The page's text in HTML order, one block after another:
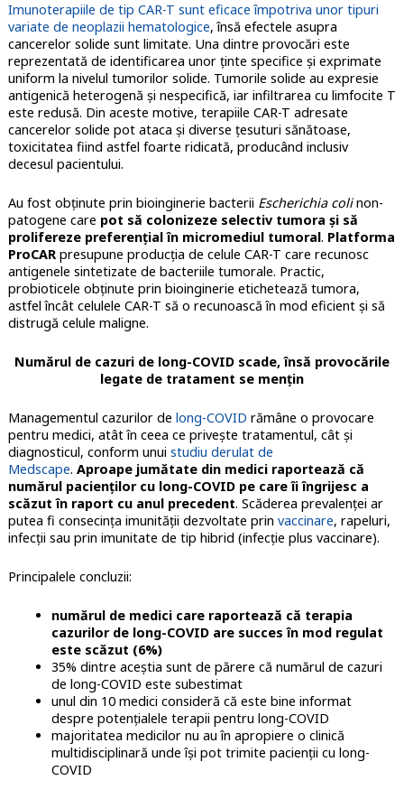
Imunoterapiile de tip CAR-T sunt eficace împotriva unor tipuri
variate de neoplazii hematologice, însă efectele asupra
cancerelor solide sunt limitate. Una dintre provocări este
reprezentată de identificarea unor ținte specifice și exprimate
uniform la nivelul tumorilor solide. Tumorile solide au expresie
antigenică heterogenă și nespecifică, iar infiltrarea cu limfocite T
este redusă. Din aceste motive, terapiile CAR-T adresate
cancerelor solide pot ataca şi diverse ţesuturi sănătoase,
toxicitatea fiind astfel foarte ridicată, producând inclusiv
decesul pacientului.
Au fost obţinute prin bioinginerie bacterii Escherichia colinon-
patogene care pot să colonizeze selectiv tumora şi să
prolifereze preferenţial în micromediul tumoral. Platforma
ProCARpresupune producţia de celule CAR-T care recunosc
antigenele sintetizate de bacteriile tumorale. Practic,
probioticele obţinute prin bioinginerie etichetează tumora,
astfel încât celulele CAR-T să o recunoască în mod eficient şi să
distrugă celule maligne.
Numărul de cazuri de long-COVID scade, însă provocările
legate de tratament se menţin
Managementul cazurilor de long-COVID rămâne o provocare
pentru medici, atât în ceea ce priveşte tratamentul, cât şi
diagnosticul, conform unui studiu derulat de
Medscape. Aproape jumătate din medici raportează că
numărul pacienţilor cu long-COVID pe care îi îngrijesc a
scăzut în raport cu anul precedent. Scăderea prevalenţei ar
putea fi consecinţa imunităţii dezvoltate prin vaccinare, rapeluri,
infecţii sau prin imunitate de tip hibrid (infecţie plus vaccinare).
Principalele concluzii:
numărul de medici care raportează că terapia
cazurilor de long-COVID are succes în mod regulat
este scăzut (6%)
35% dintre aceştia sunt de părere că numărul de cazuri
de long-COVID este subestimat
unul din 10 medici consideră că este bine informat
despre potenţialele terapii pentru long-COVID
majoritatea medicilor nu au în apropiere o clinică
multidisciplinară unde îşi pot trimite pacienţii cu long-
COVID